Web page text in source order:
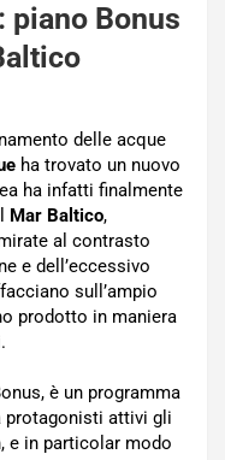
piano Bonus
ha trovato un nuovo
ha infatti finalmente
Mar Baltico,
al contrasto
e dell’eccessivo
sull’ampio
prodotto in maniera
è un programma
protagonisti attivi gli
e in particolar modo